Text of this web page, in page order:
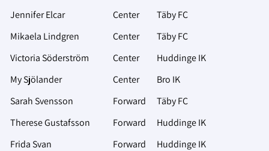
Jennifer Elcar
Mikaela Lindgren
Victoria Söderström
My Sjölander
Sarah Svensson
Therese Gustafsson
Frida Svan
Center
Center
Center
Center
Forward
Forward
Forward
Täby FC
Täby FC
Huddinge IK
Bro IK
Täby FC
Huddinge IK
Huddinge IK